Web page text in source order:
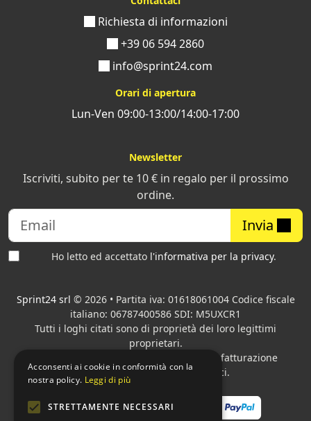
Richiesta di informazioni
+39 06 594 2860
info@sprint24.com
Orari di apertura
Lun-Ven 09:00-13:00/14:00-17:00
Newsletter
Iscriviti, subito per te 10 € in regalo per il prossimo
ordine.
Invia
Ho letto ed accettato l'informativa per la privacy.
Sprint24 srl © 2026 • Partita iva: 01618061004 Codice fiscale
italiano: 06787400586 SDI: M5UXCR1
Tutti i loghi citati sono di proprietà dei loro legittimi
proprietari.
adibita alla fatturazione
elettronica per gli Enti pubblici.
Acconsenti ai cookie in conformità con la
nostra policy. Leggi di più
STRETTAMENTE NECESSARI